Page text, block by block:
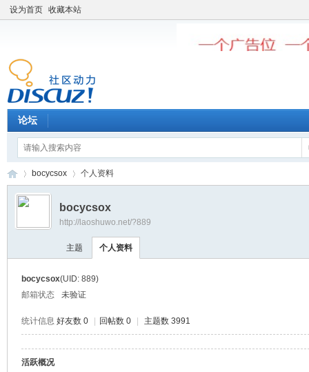
设为首页 收藏本站
论坛
›
bocycsox 个人资料
bocycsox
http://laoshuwo.net/?889
主题 个人资料
bocycsox(UID: 889)
邮箱状态
未验证
统计信息 好友数 0 回帖数 0 主题数 3991
活跃概况